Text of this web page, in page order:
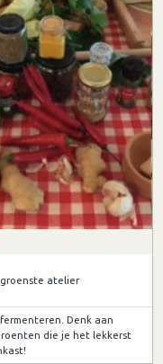
atelier
Denk aan
die je het lekkerst